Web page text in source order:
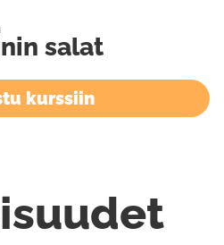
salat
kurssiin